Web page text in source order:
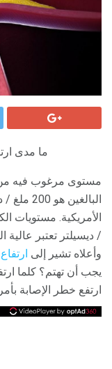
ما مدى
مستوى مرغوب فيه
وأعلاه تشير إلى ارتفاع
يجب أن تهتم؟ كلما
ارتفع خطر الإصابة